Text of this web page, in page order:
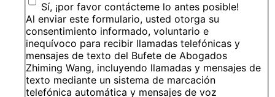
Sí, ¡por favor contácteme lo antes posible!
Al enviar este formulario, usted otorga su
consentimiento informado, voluntario e
inequívoco para recibir llamadas telefónicas y
mensajes de texto del Bufete de Abogados
Zhiming Wang, incluyendo llamadas y mensajes de
texto mediante un sistema de marcación
telefónica automática y mensajes de voz